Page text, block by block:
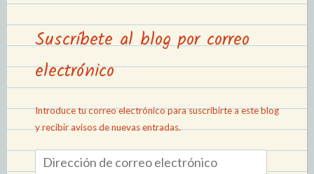
Suscríbete al blog por correo
electrónico
Introduce tu correo electrónico para suscribirte a este blog
y recibir avisos de nuevas entradas.